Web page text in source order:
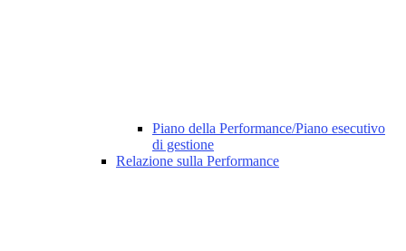
Piano della Performance/Piano esecutivo
di gestione
Relazione sulla Performance